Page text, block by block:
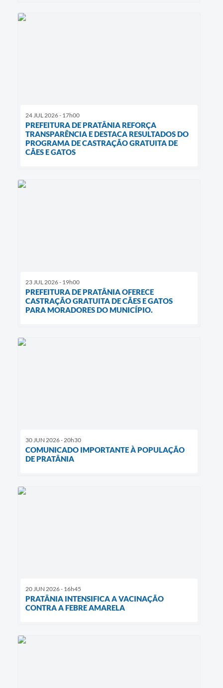
24 JUL 2026 - 17h00
PREFEITURA DE PRATÂNIA REFORÇA
TRANSPARÊNCIA E DESTACA RESULTADOS DO
PROGRAMA DE CASTRAÇÃO GRATUITA DE
CÃES E GATOS
23 JUL 2026 - 19h00
PREFEITURA DE PRATÂNIA OFERECE
CASTRAÇÃO GRATUITA DE CÃES E GATOS
PARA MORADORES DO MUNICÍPIO.
30 JUN 2026 - 20h30
COMUNICADO IMPORTANTE À POPULAÇÃO
DE PRATÂNIA
20 JUN 2026 - 16h45
PRATÂNIA INTENSIFICA A VACINAÇÃO
CONTRA A FEBRE AMARELA